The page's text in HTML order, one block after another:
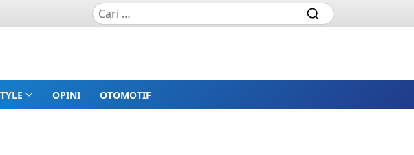
OPINI OTOMOTIF